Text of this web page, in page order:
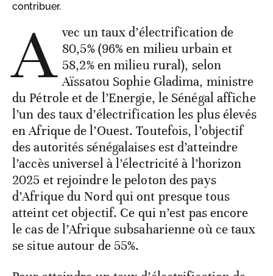
contribuer.
A vec un taux d’électrification de
80,5% (96% en milieu urbain et
58,2% en milieu rural), selon
Aïssatou Sophie Gladima, ministre
du Pétrole et de l’Energie, le Sénégal affiche
l’un des taux d’électrification les plus élevés
en Afrique de l’Ouest. Toutefois, l’objectif
des autorités sénégalaises est d’atteindre
l’accès universel à l’électricité à l’horizon
2025 et rejoindre le peloton des pays
d’Afrique du Nord qui ont presque tous
atteint cet objectif. Ce qui n’est pas encore
le cas de l’Afrique subsaharienne où ce taux
se situe autour de 55%.